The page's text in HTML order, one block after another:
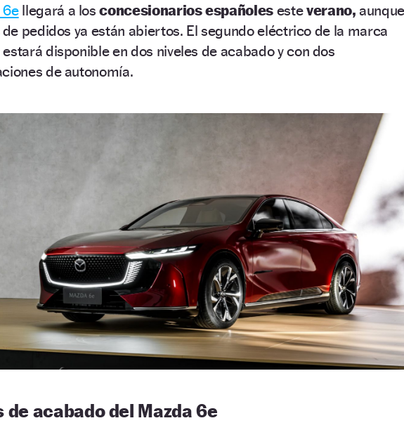
6ellegará a losconcesionarios españoles esteverano,
pedidos ya están abiertos. El segundo eléctrico de la marca
disponible en dos niveles de acabado y con dos
de autonomía.
de acabado del Mazda 6e